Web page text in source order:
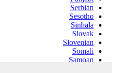
Serbian
Sesotho
Sinhala
Slovak
Slovenian
Somali
Samoan